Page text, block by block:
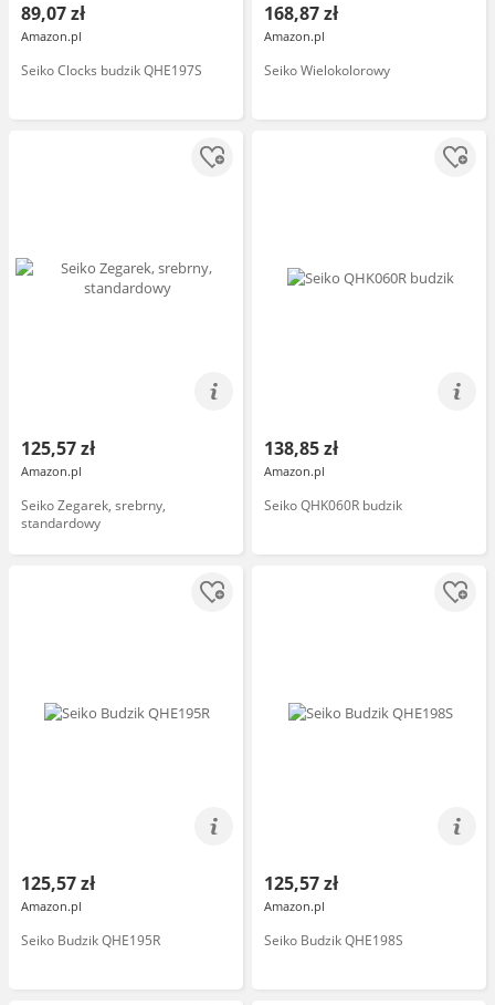
89,07 zł
Amazon.pl
Seiko Clocks budzik QHE197S
168,87 zł
Amazon.pl
Seiko Wielokolorowy
125,57 zł
Amazon.pl
Seiko Zegarek, srebrny,
standardowy
138,85 zł
Amazon.pl
Seiko QHK060R budzik
125,57 zł
Amazon.pl
Seiko Budzik QHE195R
125,57 zł
Amazon.pl
Seiko Budzik QHE198S